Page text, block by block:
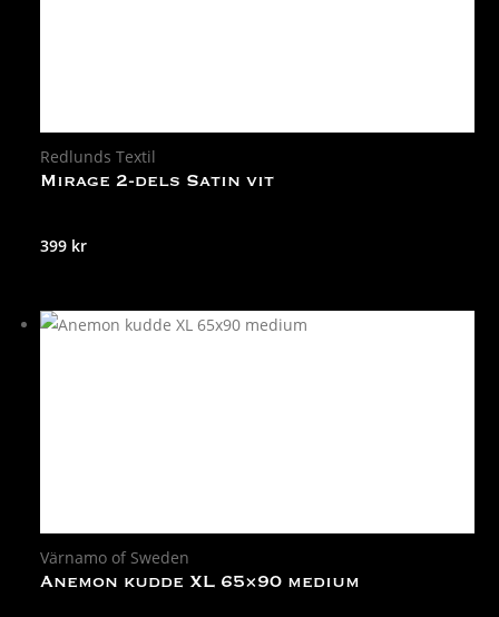
Redlunds Textil
Mirage 2-dels Satin vit
399 kr
Värnamo of Sweden
Anemon kudde XL 65×90 medium